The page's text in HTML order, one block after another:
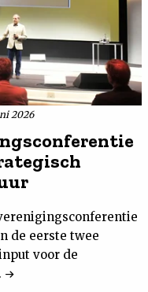
2026
de eerste twee
voor de